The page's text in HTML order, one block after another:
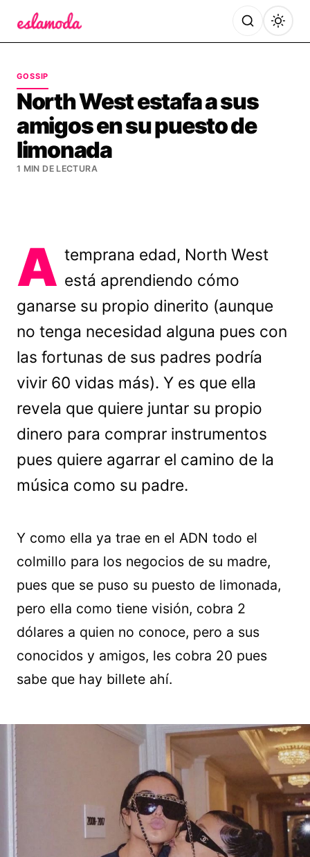
GOSSIP
North West estafa a sus
amigos en su puesto de
limonada
1 MIN DE LECTURA
A temprana edad, North West
está aprendiendo cómo
ganarse su propio dinerito (aunque
no tenga necesidad alguna pues con
las fortunas de sus padres podría
vivir 60 vidas más). Y es que ella
revela que quiere juntar su propio
dinero para comprar instrumentos
pues quiere agarrar el camino de la
música como su padre.
Y como ella ya trae en el ADN todo el
colmillo para los negocios de su madre,
pues que se puso su puesto de limonada,
pero ella como tiene visión, cobra 2
dólares a quien no conoce, pero a sus
conocidos y amigos, les cobra 20 pues
sabe que hay billete ahí.